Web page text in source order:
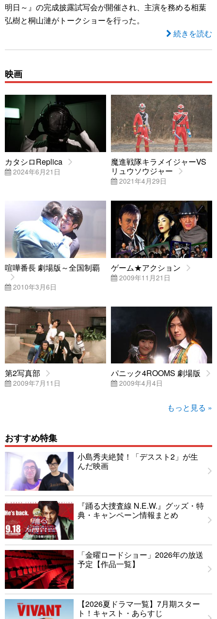
明日～』の完成披露試写会が開催され、主演を務める相葉
弘樹と桐山漣がトークショーを行った。
続きを読む
映画
カタシロReplica
2024年6月21日
魔進戦隊キラメイジャーVS
リュウソウジャー
2021年4月29日
喧嘩番長 劇場版～全国制覇
2010年3月6日
ゲーム★アクション
2009年11月21日
第2写真部
2009年7月11日
パニック4ROOMS 劇場版
2009年4月4日
もっと見る »
おすすめ特集
小島秀夫絶賛！「デススト2」が生
んだ映画
『踊る大捜査線 N.E.W.』グッズ・特
典・キャンペーン情報まとめ
「金曜ロードショー」2026年の放送
予定【作品一覧】
【2026夏ドラマ一覧】7月期スター
ト！キャスト・あらすじ